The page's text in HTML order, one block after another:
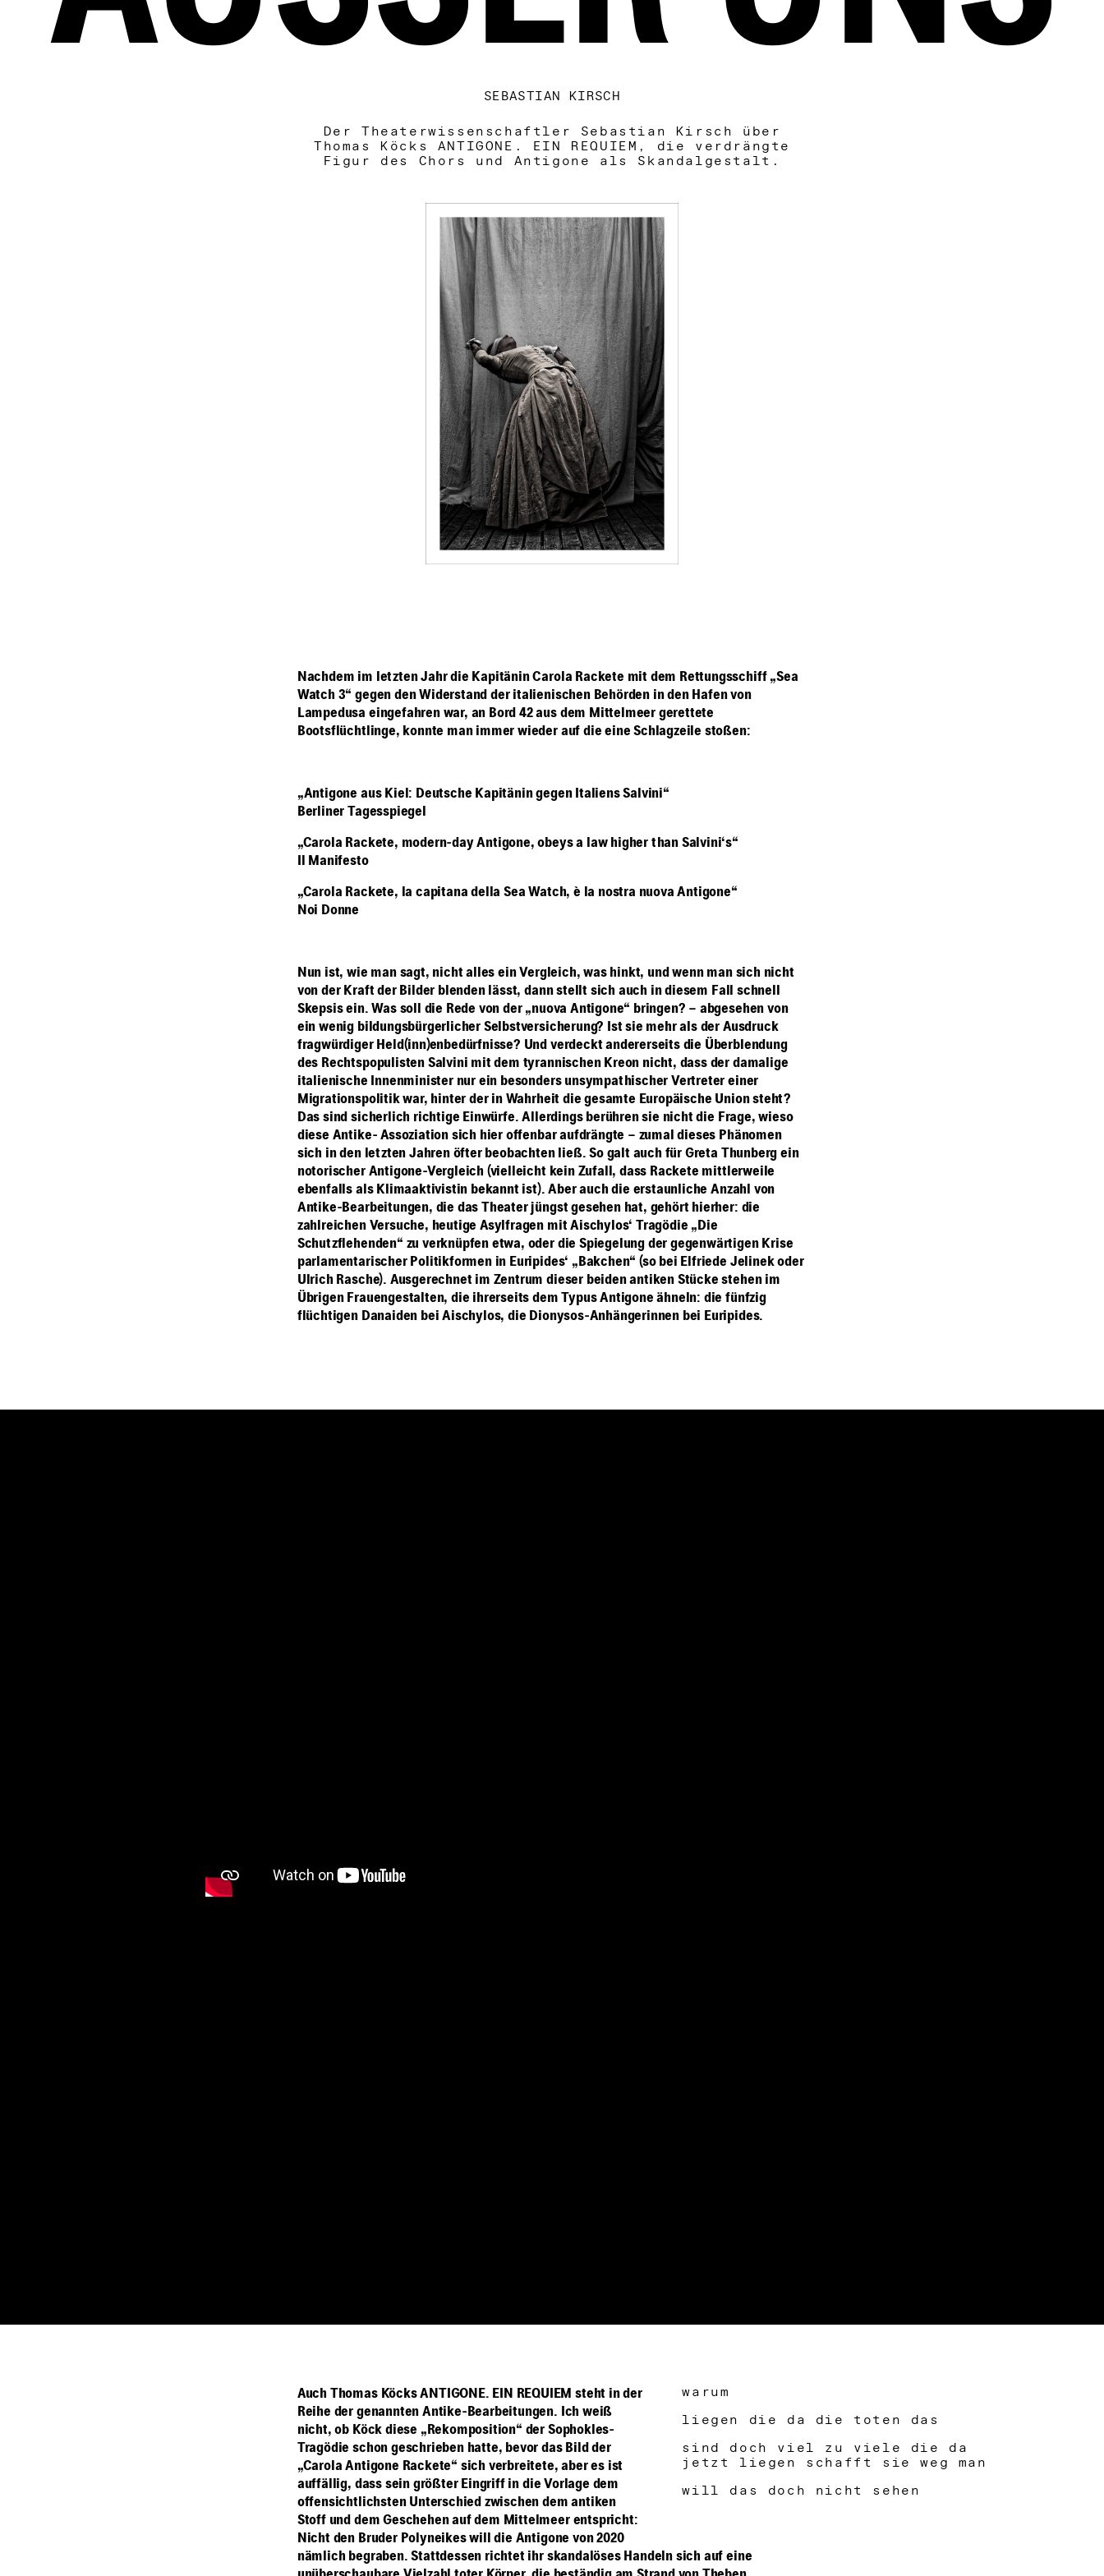
SEBASTIAN KIRSCH
Der Theaterwissenschaftler Sebastian Kirsch über
Thomas Köcks ANTIGONE. EIN REQUIEM, die verdrängte
Figur des Chors und Antigone als Skandalgestalt.
Nachdem im letzten Jahr die Kapitänin Carola Rackete mit dem Rettungsschiff „Sea
Watch 3“ gegen den Widerstand der italienischen Behörden in den Hafen von
Lampedusa eingefahren war, an Bord 42 aus dem Mittelmeer gerettete
Bootsflüchtlinge, konnte man immer wieder auf die eine Schlagzeile stoßen:
„Antigone aus Kiel: Deutsche Kapitänin gegen Italiens Salvini“
Berliner Tagesspiegel
„Carola Rackete, modern-day Antigone, obeys a law higher than Salvini‘s“
Il Manifesto
„Carola Rackete, la capitana della Sea Watch, è la nostra nuova Antigone“
Noi Donne
Nun ist, wie man sagt, nicht alles ein Vergleich, was hinkt, und wenn man sich nicht
von der Kraft der Bilder blenden lässt, dann stellt sich auch in diesem Fall schnell
Skepsis ein. Was soll die Rede von der „nuova Antigone“ bringen? – abgesehen von
ein wenig bildungsbürgerlicher Selbstversicherung? Ist sie mehr als der Ausdruck
fragwürdiger Held(inn)enbedürfnisse? Und verdeckt andererseits die Überblendung
des Rechtspopulisten Salvini mit dem tyrannischen Kreon nicht, dass der damalige
italienische Innenminister nur ein besonders unsympathischer Vertreter einer
Migrationspolitik war, hinter der in Wahrheit die gesamte Europäische Union steht?
Das sind sicherlich richtige Einwürfe. Allerdings berühren sie nicht die Frage, wieso
diese Antike- Assoziation sich hier offenbar aufdrängte – zumal dieses Phänomen
sich in den letzten Jahren öfter beobachten ließ. So galt auch für Greta Thunberg ein
notorischer Antigone-Vergleich (vielleicht kein Zufall, dass Rackete mittlerweile
ebenfalls als Klimaaktivistin bekannt ist). Aber auch die erstaunliche Anzahl von
Antike-Bearbeitungen, die das Theater jüngst gesehen hat, gehört hierher: die
zahlreichen Versuche, heutige Asylfragen mit Aischylos‘ Tragödie „Die
Schutzflehenden“ zu verknüpfen etwa, oder die Spiegelung der gegenwärtigen Krise
parlamentarischer Politikformen in Euripides‘ „Bakchen“ (so bei Elfriede Jelinek oder
Ulrich Rasche). Ausgerechnet im Zentrum dieser beiden antiken Stücke stehen im
Übrigen Frauengestalten, die ihrerseits dem Typus Antigone ähneln: die fünfzig
flüchtigen Danaiden bei Aischylos, die Dionysos-Anhängerinnen bei Euripides.
warum
liegen die da die toten das
sind doch viel zu viele die da
jetzt liegen schafft sie weg man
will das doch nicht sehen
Auch Thomas Köcks ANTIGONE. EIN REQUIEM steht in der
Reihe der genannten Antike-Bearbeitungen. Ich weiß
nicht, ob Köck diese „Rekomposition“ der Sophokles-
Tragödie schon geschrieben hatte, bevor das Bild der
„Carola Antigone Rackete“ sich verbreitete, aber es ist
auffällig, dass sein größter Eingriff in die Vorlage dem
offensichtlichsten Unterschied zwischen dem antiken
Stoff und dem Geschehen auf dem Mittelmeer entspricht:
Nicht den Bruder Polyneikes will die Antigone von 2020
nämlich begraben. Stattdessen richtet ihr skandalöses Handeln sich auf eine